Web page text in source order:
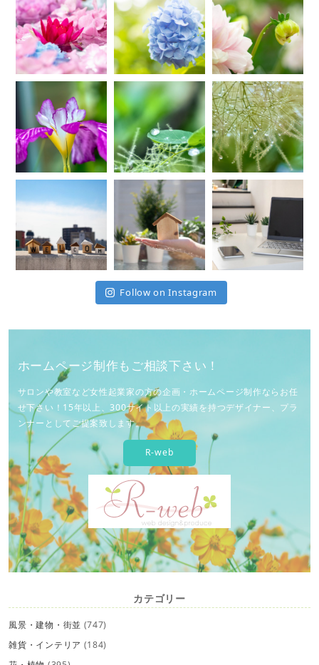
Follow on Instagram
ホームページ制作もご相談下さい！
サロンや教室など女性起業家の方の企画・ホームページ制作ならお任
せ下さい！15年以上、300サイト以上の実績を持つデザイナー、プラ
ンナーとしてご提案致します。
R-web
カテゴリー
風景・建物・街並 (747)
雑貨・インテリア (184)